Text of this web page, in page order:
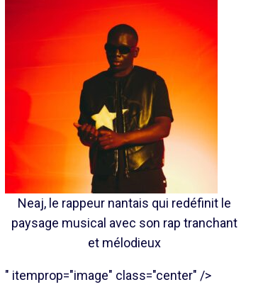
Neaj, le rappeur nantais qui redéfinit le
paysage musical avec son rap tranchant
et mélodieux
" itemprop="image" class="center" />